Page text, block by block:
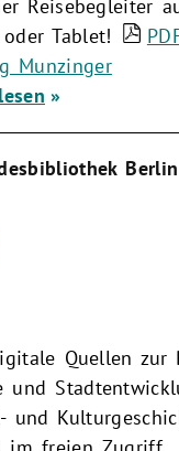
Reisebegleiter
Tablet!
Munzinger
Berlin
Quellen zur
und
und